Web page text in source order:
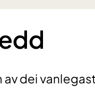
av dei